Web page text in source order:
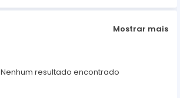
ap
Mostrar mais
Nenhum resultado encontrado